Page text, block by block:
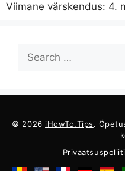
Viimane värskendus: 4.
Otsige:
© 2026 iHowTo.Tips.